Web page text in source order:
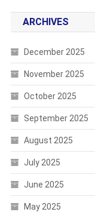
ARCHIVES
December 2025
November 2025
October 2025
September 2025
August 2025
July 2025
June 2025
May 2025